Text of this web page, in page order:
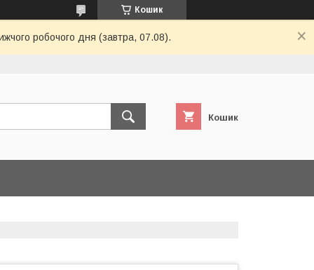
Кошик
робочого дня (завтра, 07.08).
Кошик